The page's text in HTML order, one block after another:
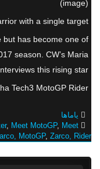
with a single target
but has become one of
season. CW’s Maria
interviews this rising star.
Tech3 MotoGP Rider
یاماها
,Meet MotoGP,Meet
Zarco, MotoGP,Zarco, Rider